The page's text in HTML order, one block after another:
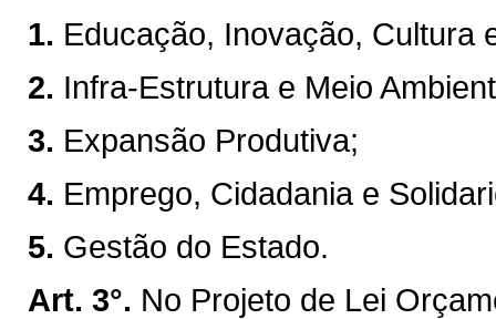
1. Educação, Inovação, Cultura
2. Infra-Estrutura e Meio
3. Expansão Produtiva;
4. Emprego, Cidadania e
5. Gestão do Estado.
Art. 3°. No Projeto de Lei